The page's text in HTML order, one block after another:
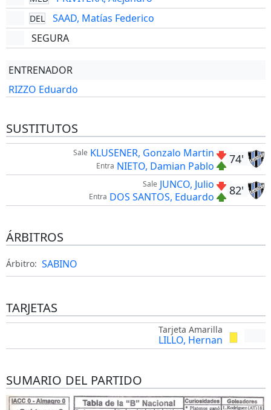
DEL
SAAD, Matías Federico
SEGURA
ENTRENADOR
RIZZO Eduardo
SUSTITUTOS
74'
Sale KLUSENER, Gonzalo Martin
Entra NIETO, Damian Pablo
82'
Sale JUNCO, Julio
Entra DOS SANTOS, Eduardo
ÁRBITROS
Árbitro: SABINO
TARJETAS
Tarjeta Amarilla
LILLO, Hernan
SUMARIO DEL PARTIDO